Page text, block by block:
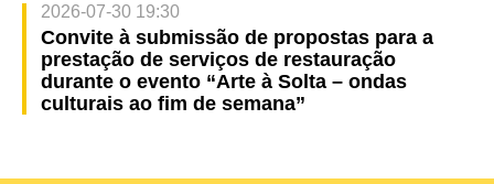
2026-07-30 19:30
Convite à submissão de propostas para a
prestação de serviços de restauração
durante o evento “Arte à Solta – ondas
culturais ao fim de semana”